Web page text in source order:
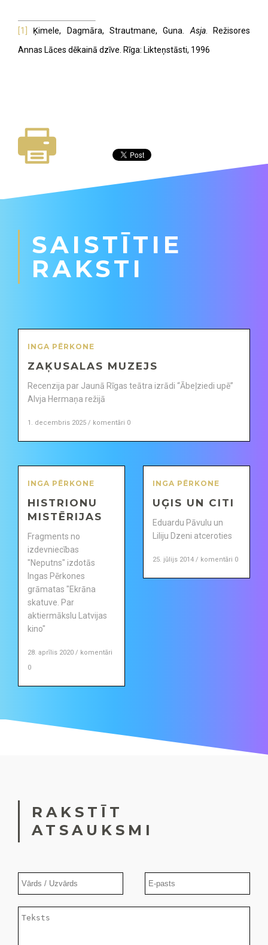
[1] Ķimele, Dagmāra, Strautmane, Guna. Asja. Režisores
Annas Lāces dēkainā dzīve. Rīga: Likteņstāsti, 1996
SAISTĪTIE
RAKSTI
INGA PĒRKONE
ZAĶUSALAS MUZEJS
Recenzija par Jaunā Rīgas teātra izrādi “Ābeļziedi upē”
Alvja Hermaņa režijā
1. decembris 2025 / komentāri 0
INGA PĒRKONE
HISTRIONU
MISTĒRIJAS
Fragments no
izdevniecības
"Neputns" izdotās
Ingas Pērkones
grāmatas "Ekrāna
skatuve. Par
aktiermākslu Latvijas
kino"
28. aprīlis 2020 / komentāri
0
INGA PĒRKONE
UĢIS UN CITI
Eduardu Pāvulu un
Liliju Dzeni atceroties
25. jūlijs 2014 / komentāri 0
RAKSTĪT
ATSAUKSMI